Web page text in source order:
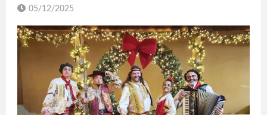
05/12/2025